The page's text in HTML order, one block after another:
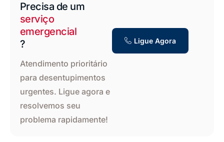
Precisa de um
serviço
emergencial
?
Atendimento prioritário
para desentupimentos
urgentes. Ligue agora e
resolvemos seu
problema rapidamente!
Ligue Agora